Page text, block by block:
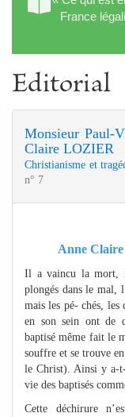
France
Editorial
Monsieur
Claire LOZIER
Christianisme et
n° 7
Anne
Il a vaincu la mort,
plongés dans le mal,
mais les pé- chés, les
en son sein ont de
baptisé même fait le
souffre et se trouve
le Christ). Ainsi y a-
vie des baptisés
Cette déchirure